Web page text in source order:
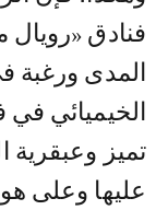
فنادق «رويال
المدى ورغبة
الخيميائي
تميز وعبقرية
عليها وعلى